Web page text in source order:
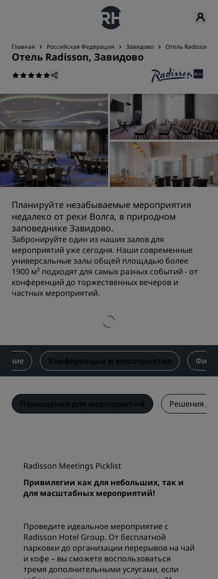
Главная Российская Федерация Завидово Отель Radisson,
Отель Radisson, Завидово
Планируйте незабываемые мероприятия
недалеко от реки Волга, в природном
заповеднике Завидово.
Забронируйте один из наших залов для
мероприятий уже сегодня. Наши современные
универсальные залы общей площадью более
1900 м² подходят для самых разных событий - от
конференций до торжественных вечеров и
частных мероприятий.
Конференции и мероприятия
Помещения для мероприятий Решения
Radisson Meetings Picklist
Привилегии как для небольших, так и
для масштабных мероприятий!
Проведите идеальное мероприятие с
Radisson Hotel Group. От бесплатной
парковки до организации перерывов на чай
и кофе – вы сможете воспользоваться
тремя дополнительными услугами, если